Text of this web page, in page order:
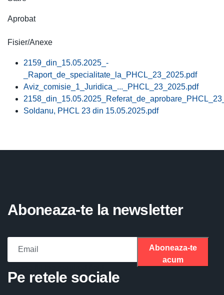
Aprobat
Fisier/Anexe
2159_din_15.05.2025_-
_Raport_de_specialitate_la_PHCL_23_2025.pdf
Aviz_comisie_1_Juridica_..._PHCL_23_2025.pdf
Soldanu, PHCL 23 din 15.05.2025.pdf
Aboneaza-te la newsletter
Aboneaza-te
acum
Pe retele sociale